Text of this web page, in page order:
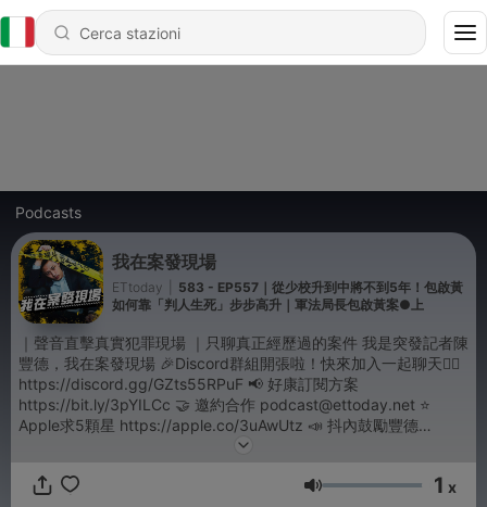
Podcasts
我在案發現場
ETtoday
583 - EP557｜從少校升到中將不到5年！包啟黃
如何靠「判人生死」步步高升｜軍法局長包啟黃案●上
｜聲音直擊真實犯罪現場 ｜只聊真正經歷過的案件 我是突發記者陳
豐德，我在案發現場 🎉Discord群組開張啦！快來加入一起聊天👉🏻
https://discord.gg/GZts55RPuF 📢 好康訂閱方案
https://bit.ly/3pYILCc 🤝 邀約合作 podcast@ettoday.net ⭐
Apple求5顆星 https://apple.co/3uAwUtz 📣 抖內鼓勵豐德
https://bit.ly/2SK5P9G 🙋‍♂️ 來ig找我 https://bit.ly/2GCrgE6 🙋‍♂️ FB
- Hosting provided by
Volume 1 x